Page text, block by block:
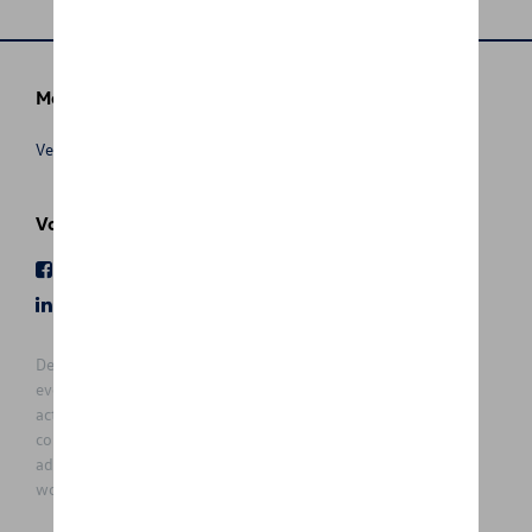
Meer info
Verkoopsvoorwaarden
Volg Ons
De prijzen op deze site zijn adviesprijzen (incl. btw), exclusief
eventuele installatiekosten. Voor meer informatie over de
actuele verkoopprijs en de eventuele installatiekosten kunt u
contact opnemen met uw concessiehouder / agent. De
adviesprijzen kunnen zonder voorafgaande kennisgeving
worden gewijzigd.